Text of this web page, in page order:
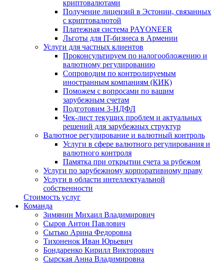
криптовалютами
Получение лицензий в Эстонии, связанных
с криптовалютой
Платежная система PAYONEER
Льготы для IT-бизнеса в Армении
Услуги для частных клиентов
Проконсультируем по налогообложению и
валютному регулированию
Сопроводим по контролируемым
иностранным компаниям (КИК)
Поможем с вопросами по вашим
зарубежным счетам
Подготовим 3-НДФЛ
Чек-лист текущих проблем и актуальных
решений для зарубежных структур
Валютное регулирование и валютный контроль
Услуги в сфере валютного регулирования и
валютного контроля
Памятка при открытии счета за рубежом
Услуги по зарубежному корпоративному праву
Услуги в области интеллектуальной
собственности
Стоимость услуг
Команда
Зимянин Михаил Владимирович
Сыров Антон Павлович
Сытько Арина Федоровна
Тихоненок Иван Юрьевич
Бондаренко Кирилл Викторович
Сырская Анна Владимировна